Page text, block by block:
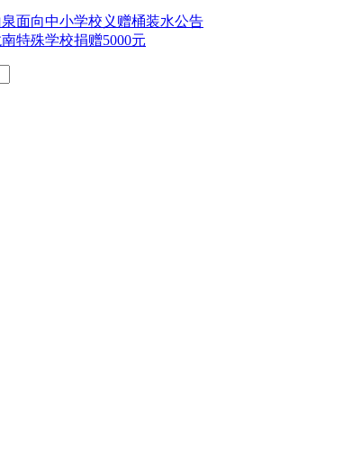
泉面向中小学校义赠桶装水公告
特殊学校捐赠5000元